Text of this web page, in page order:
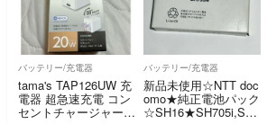
バッテリー/充電器
tama's TAP126UW 充
電器 超急速充電 コン
セントチャージャー T
バッテリー/充電器
新品未使用☆NTT doc
omo★純正電池パック
☆SH16★SH705i,SH7